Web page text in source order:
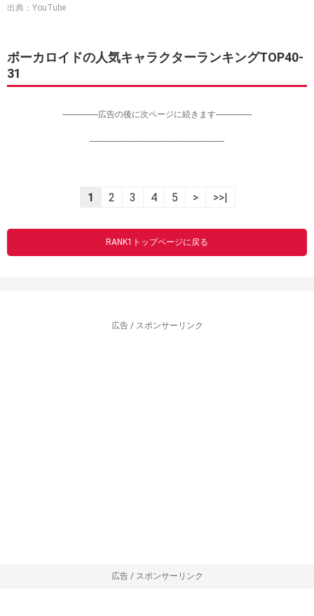
出典：YouTube
ボーカロイドの人気キャラクターランキングTOP40-
31
-----------------広告の後に次ページに続きます-----------------
----------------------------------------------------------------
1 2 3 4 5 > >>|
RANK1トップページに戻る
広告 / スポンサーリンク
広告 / スポンサーリンク